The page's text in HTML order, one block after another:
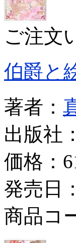
ご注文
伯爵と
著者：
出版社：
価格：
発売日
商品コ